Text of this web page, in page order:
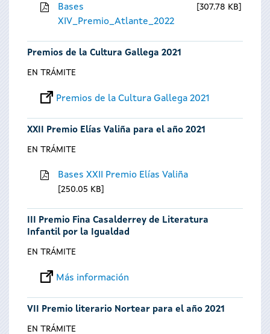
Bases
XIV_Premio_Atlante_2022
307.78 KB
Premios de la Cultura Gallega 2021
EN TRÁMITE
Premios de la Cultura Gallega 2021
XXII Premio Elías Valiña para el año 2021
EN TRÁMITE
Bases XXII Premio Elías Valiña
250.05 KB
III Premio Fina Casalderrey de Literatura
Infantil por la Igualdad
EN TRÁMITE
Más información
VII Premio literario Nortear para el año 2021
EN TRÁMITE